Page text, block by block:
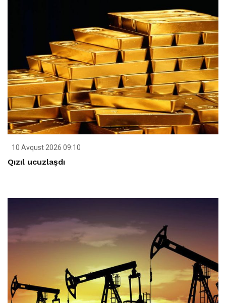
10 Avqust 2026 09:10
Qızıl ucuzlaşdı